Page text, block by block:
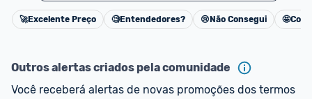
Cancelar
🚀Excelente Preço 🧐Entendedores? 😢 Não Consegui 🤩
Outros alertas criados pela comunidade
Você receberá alertas de novas promoções dos termos